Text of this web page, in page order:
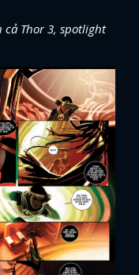
cả Thor 3, spotlight